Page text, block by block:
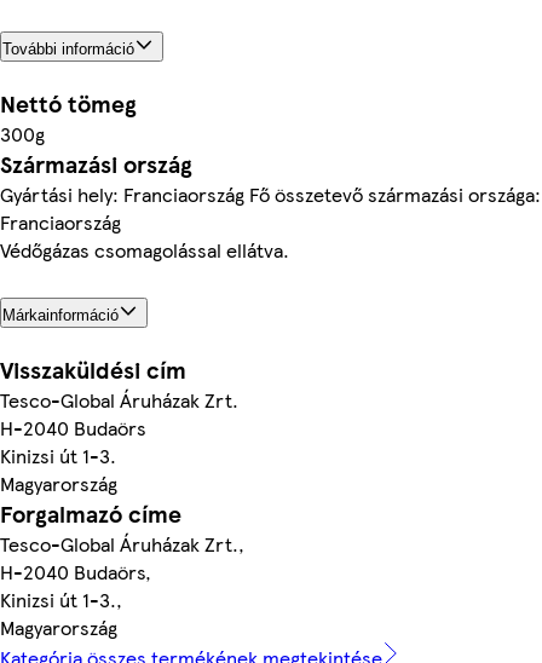
További információ
Nettó tömeg
300g
Származási ország
Gyártási hely: Franciaország Fő összetevő származási országa:
Franciaország
Védőgázas csomagolással ellátva.
Márkainformáció
Visszaküldési cím
Tesco-Global Áruházak Zrt.
H-2040 Budaörs
Kinizsi út 1-3.
Magyarország
Forgalmazó címe
Tesco-Global Áruházak Zrt.,
H-2040 Budaörs,
Kinizsi út 1-3.,
Magyarország